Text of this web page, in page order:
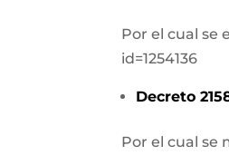
Por el cual se
id=1254136
Decreto
Por el cual se